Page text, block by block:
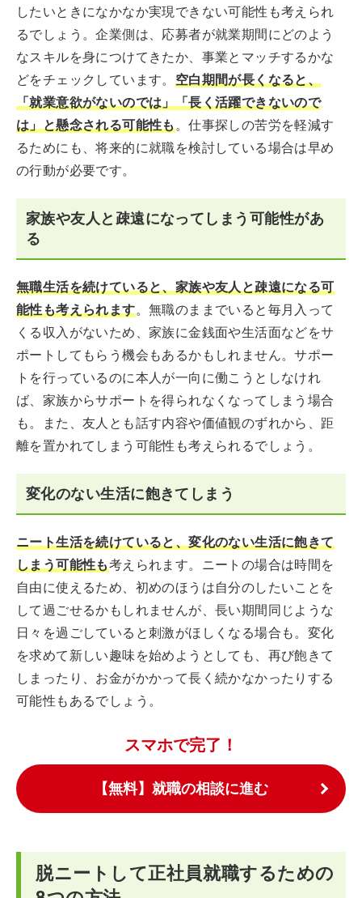
したいときになかなか実現できない可能性も考えられ
るでしょう。企業側は、応募者が就業期間にどのよう
なスキルを身につけてきたか、事業とマッチするかな
どをチェックしています。 空白期間が長くなると、
「就業意欲がないのでは」「長く活躍できないので
は」と懸念される可能性も 。仕事探しの苦労を軽減す
るためにも、将来的に就職を検討している場合は早め
の行動が必要です。
家族や友人と疎遠になってしまう可能性があ
る
無職生活を続けていると、家族や友人と疎遠になる可
能性も考えられます。無職のままでいると毎月入って
くる収入がないため、家族に金銭面や生活面などをサ
ポートしてもらう機会もあるかもしれません。サポー
トを行っているのに本人が一向に働こうとしなけれ
ば、家族からサポートを得られなくなってしまう場合
も。また、友人とも話す内容や価値観のずれから、距
離を置かれてしまう可能性も考えられるでしょう。
変化のない生活に飽きてしまう
ニート生活を続けていると、変化のない生活に飽きて
しまう可能性も考えられます。ニートの場合は時間を
自由に使えるため、初めのほうは自分のしたいことを
して過ごせるかもしれませんが、長い期間同じような
日々を過ごしていると刺激がほしくなる場合も。変化
を求めて新しい趣味を始めようとしても、再び飽きて
しまったり、お金がかかって長く続かなかったりする
可能性もあるでしょう。
スマホで完了！
【無料】就職の相談に進む
脱ニートして正社員就職するための